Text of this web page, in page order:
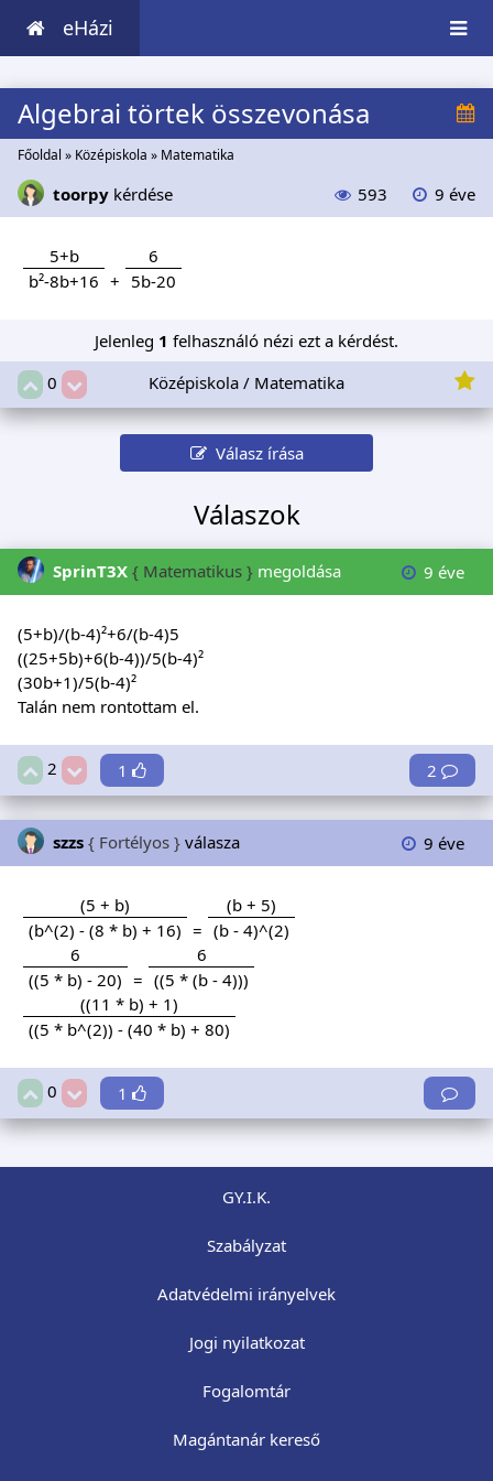
eHázi
Algebrai törtek összevonása
Főoldal » Középiskola » Matematika
toorpy kérdése 593 9 éve
5+b
b²-8b+16 +
6
5b-20
Jelenleg 1 felhasználó nézi ezt a kérdést.
0
Középiskola / Matematika
Válasz írása
Válaszok
SprinT3X { Matematikus } megoldása 9 éve
(5+b)/(b-4)²+6/(b-4)5
((25+5b)+6(b-4))/5(b-4)²
(30b+1)/5(b-4)²
Talán nem rontottam el.
2 1 2
szzs { Fortélyos } válasza 9 éve
(5 + b)
(b^(2) - (8 * b) + 16) =
(b + 5)
(b - 4)^(2)
6
((5 * b) - 20) =
6
((5 * (b - 4)))
((11 * b) + 1)
((5 * b^(2)) - (40 * b) + 80)
0 1
GY.I.K.
Szabályzat
Adatvédelmi irányelvek
Jogi nyilatkozat
Fogalomtár
Magántanár kereső